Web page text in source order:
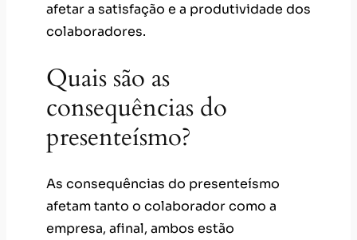
afetar a satisfação e a produtividade dos
colaboradores.
Quais são as
consequências do
presenteísmo?
As consequências do presenteísmo
afetam tanto o colaborador como a
empresa, afinal, ambos estão